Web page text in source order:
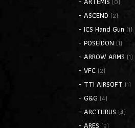
- ASCEND (2)
- ICS Hand Gun (1)
- POSEIDON (1)
- ARROW ARMS (1)
- VFC (2)
- TTI AIRSOFT (1)
- G&G (4)
- ARCTURUS (4)
- ARES (3)